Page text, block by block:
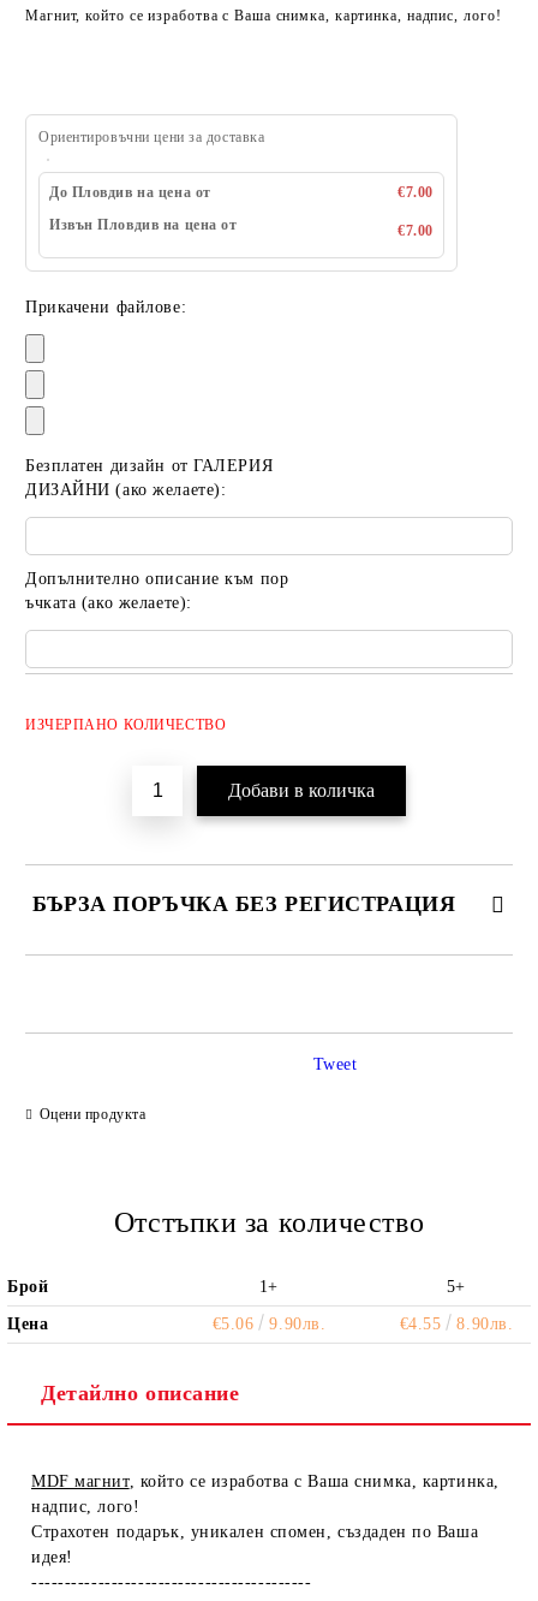
Магнит, който се изработва с Ваша снимка, картинка, надпис, лого!
Ориентировъчни цени за доставка
До Пловдив на цена от
€7.00
Извън Пловдив на цена от
€7.00
Прикачени файлове:
Безплатен дизайн от ГАЛЕРИЯ
ДИЗАЙНИ (ако желаете):
Допълнително описание към пор
ъчката (ако желаете):
ИЗЧЕРПАНО КОЛИЧЕСТВО
БЪРЗА ПОРЪЧКА БЕЗ РЕГИСТРАЦИЯ
Оцени продукта
Tweet
Отстъпки за количество
Брой 1+ 5+
Цена €5.06 9.90лв. €4.55 8.90лв.
Детайлно описание
MDF магнит, който се изработва с Ваша снимка, картинка,
надпис, лого!
Страхотен подарък, уникален спомен, създаден по Ваша
идея!
------------------------------------------